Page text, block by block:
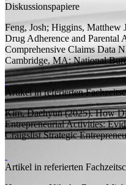
Diskussionspapiere
Feng, Josh; Higgins, Matthew
Drug Adherence and Parental
Comprehensive Claims Data
Cambridge, MA: National
Artikel in referierten
Kim, Daehyun(2025).How
Entrepreneurial Activities:
CraigslistStrategic
Artikel in referierten